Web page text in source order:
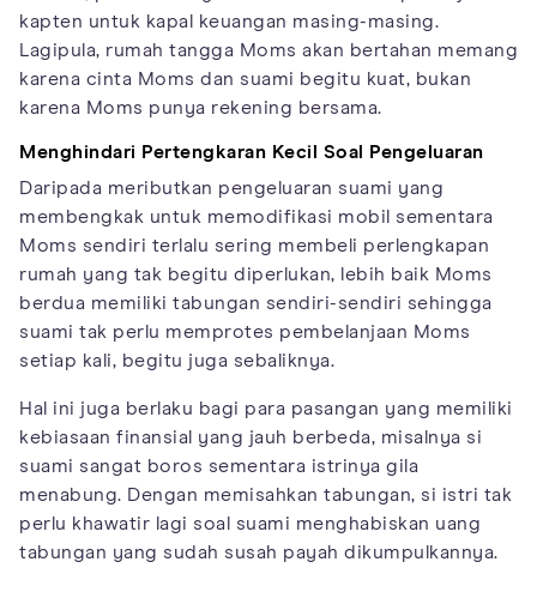
kapten untuk kapal keuangan masing-masing.
Lagipula, rumah tangga Moms akan bertahan memang
karena cinta Moms dan suami begitu kuat, bukan
karena Moms punya rekening bersama.
Menghindari Pertengkaran Kecil Soal Pengeluaran
Daripada meributkan pengeluaran suami yang
membengkak untuk memodifikasi mobil sementara
Moms sendiri terlalu sering membeli perlengkapan
rumah yang tak begitu diperlukan, lebih baik Moms
berdua memiliki tabungan sendiri-sendiri sehingga
suami tak perlu memprotes pembelanjaan Moms
setiap kali, begitu juga sebaliknya.
Hal ini juga berlaku bagi para pasangan yang memiliki
kebiasaan finansial yang jauh berbeda, misalnya si
suami sangat boros sementara istrinya gila
menabung. Dengan memisahkan tabungan, si istri tak
perlu khawatir lagi soal suami menghabiskan uang
tabungan yang sudah susah payah dikumpulkannya.